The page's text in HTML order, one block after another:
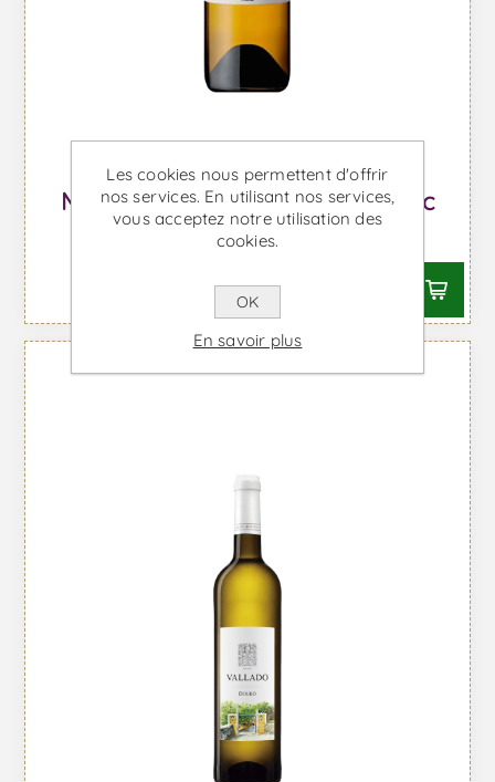
Malhadinha Magnum - Vin Blanc
À partir de €62,31 TTC
Les cookies nous permettent d'offrir
nos services. En utilisant nos services,
vous acceptez notre utilisation des
cookies.
OK
En savoir plus